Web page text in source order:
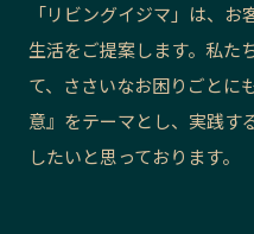
富山エリア
福井エリア
長野エリア
静岡エリア
三重エリア
「リビングイジマ」は、
生活をご提案します。私た
て、ささいなお困りごとに
意』をテーマとし、実践す
したいと思っております。